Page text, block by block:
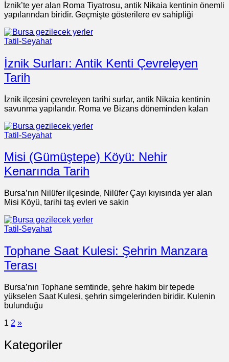
İznik’te yer alan Roma Tiyatrosu, antik Nikaia kentinin önemli
yapılarından biridir. Geçmişte gösterilere ev sahipliği
Tatil-Seyahat
İznik Surları: Antik Kenti Çevreleyen
Tarih
İznik ilçesini çevreleyen tarihi surlar, antik Nikaia kentinin
savunma yapılarıdır. Roma ve Bizans döneminden kalan
Tatil-Seyahat
Misi (Gümüştepe) Köyü: Nehir
Kenarında Tarih
Bursa’nın Nilüfer ilçesinde, Nilüfer Çayı kıyısında yer alan
Misi Köyü, tarihi taş evleri ve sakin
Tatil-Seyahat
Tophane Saat Kulesi: Şehrin Manzara
Terası
Bursa’nın Tophane semtinde, şehre hakim bir tepede
yükselen Saat Kulesi, şehrin simgelerinden biridir. Kulenin
bulunduğu
1 2 »
Kategoriler